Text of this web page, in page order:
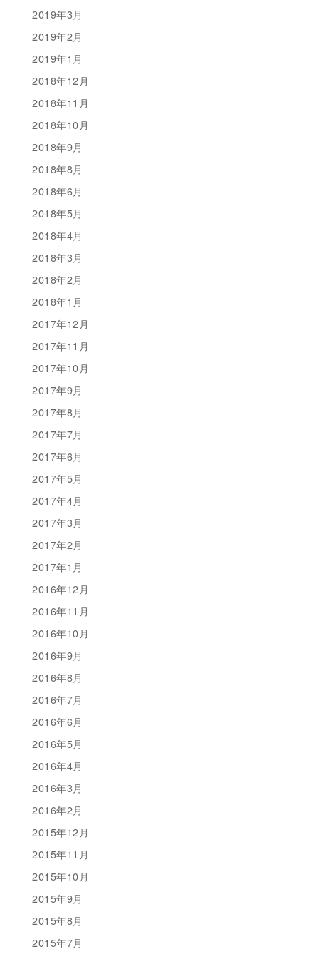
2019年3月
2019年2月
2019年1月
2018年12月
2018年11月
2018年10月
2018年9月
2018年8月
2018年6月
2018年5月
2018年4月
2018年3月
2018年2月
2018年1月
2017年12月
2017年11月
2017年10月
2017年9月
2017年8月
2017年7月
2017年6月
2017年5月
2017年4月
2017年3月
2017年2月
2017年1月
2016年12月
2016年11月
2016年10月
2016年9月
2016年8月
2016年7月
2016年6月
2016年5月
2016年4月
2016年3月
2016年2月
2015年12月
2015年11月
2015年10月
2015年9月
2015年8月
2015年7月